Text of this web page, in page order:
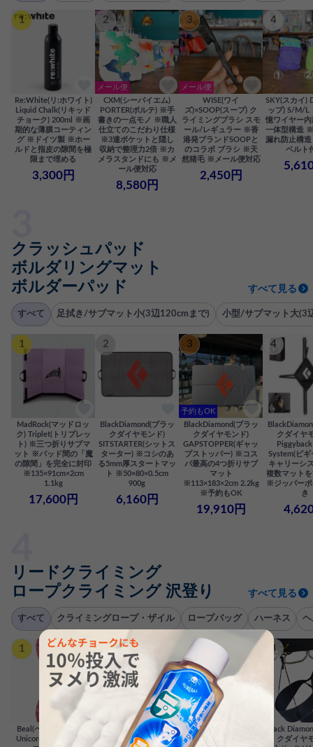
1
Re:White(リ:ホワイト)
Liquid Chalk(リキッド
チョーク) 200ml ※画
期的な薄膜コーティン
グ ※ドイツ製 ※ホー
ルドと指皮の隙間を極
限まで埋める
3,300円
2
メール便
CXM(シーバイエム)
PORTER(ポルテ) ※手
書きの一点モノ ※職人
仕立てのこだわり仕様
※3連ポケットと隠し
収納で整理力2倍 ※カ
メラスタンドにも ※メ
ール便対応
8,580円
3
メール便
WISE(ワイ
ズ)×SOOP(スープ) ク
ライミングブラシ スモ
ール/レギュラー ※香
港発ブランドSOOPと
のコラボ ブラシ ※天
然猪毛 ※メール便対応
2,450円
4
SKY(スカイ)
ップ) S/M/L
憶ワイヤー
一体型構造
漏れ防止構
ベルト
クラッシュパッド
ボルダリングマット
ボルダーパッド
すべて見る
すべて 足拭き/サブマット小(3辺120cmまで) 小型/サブマット大(3
1
MadRock(マッドロッ
ク) Triplet(トリプレッ
ト) ※三つ折りサブマ
ット ※パッド間の「魔
の隙間」を完全に封印
※135×91cm×2cm
1.1kg
17,600円
2
BlackDiamond(ブラッ
クダイヤモンド)
SITSTARTER(シットス
ターター) ※コシのあ
る5mm厚スタートマッ
ト ※50×80×0.5cm
900g
6,160円
3
予約もOK
BlackDiamond(ブラッ
クダイヤモンド)
GAPSTOPPER(ギャッ
プストッパー) ※コス
パ最高の4つ折りサブ
マット
※113×183×2cm 2.2kg
※予約もOK
19,910円
4
クダイヤ
System(ピギ
キャリーシ
複数マット
※ジッパーポ
き
リードクライミング
ロープクライミング 沢登り
すべて見る
すべて クライミングロープ・ザイル ロープバッグ ハーネス
1
Beal(ベアール) Berlin
Unicore(ベルリンユニ
Beal(ベアール)
MADMAX(マッドマッ
3
Black Diamond(ブラッ
クダイヤモンド)
4
Black
クダイヤ